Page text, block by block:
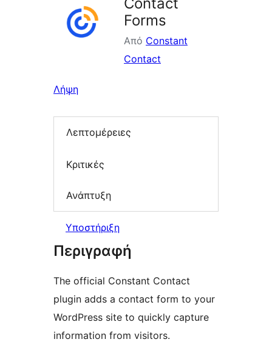
Forms
Από Constant
Contact
Λήψη
Λεπτομέρειες
Κριτικές
Ανάπτυξη
Υποστήριξη
Περιγραφή
The official Constant Contact
plugin adds a contact form to your
WordPress site to quickly capture
information from visitors.